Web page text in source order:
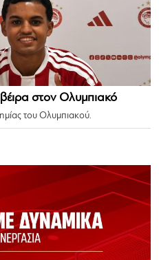
στον Ολυμπιακό
του Ολυμπιακού.